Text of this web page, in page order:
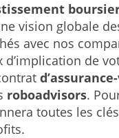
vision globale
avec nos
de
roboadvisors.
toutes les